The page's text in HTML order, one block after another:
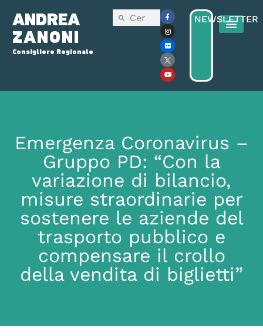
ANDREA
ZANONI
Consigliere Regionale
NEWSLETTER
Emergenza Coronavirus –
Gruppo PD: “Con la
variazione di bilancio,
misure straordinarie per
sostenere le aziende del
trasporto pubblico e
compensare il crollo
della vendita di biglietti”